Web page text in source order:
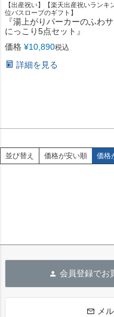
【出産祝い】【楽天出産祝いランキ
位バスローブのギフト】
『湯上がりパーカーのふわ
にっこり5点セット』
価格 ¥10,890税込
詳細を見る
並び替え 価格が安い順 価格
会員登録でお
メ